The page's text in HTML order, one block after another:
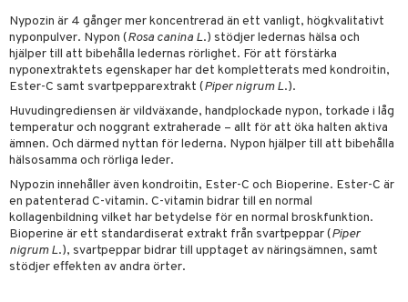
Nypozin är 4 gånger mer koncentrerad än ett vanligt, högkvalitativt
nyponpulver. Nypon (Rosa canina L.) stödjer ledernas hälsa och
hjälper till att bibehålla ledernas rörlighet. För att förstärka
nyponextraktets egenskaper har det kompletterats med kondroitin,
Ester-C samt svartpepparextrakt (Piper nigrum L.).
Huvudingrediensen är vildväxande, handplockade nypon, torkade i låg
temperatur och noggrant extraherade – allt för att öka halten aktiva
ämnen. Och därmed nyttan för lederna. Nypon hjälper till att bibehålla
hälsosamma och rörliga leder.
Nypozin innehåller även kondroitin, Ester-C och Bioperine. Ester-C är
en patenterad C-vitamin. C-vitamin bidrar till en normal
kollagenbildning vilket har betydelse för en normal broskfunktion.
Bioperine är ett standardiserat extrakt från svartpeppar (Piper
nigrum L.), svartpeppar bidrar till upptaget av näringsämnen, samt
stödjer effekten av andra örter.
& nötter
& buljong
& oro
& avgiftning